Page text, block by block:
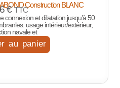
Construction BLANC
€ TTC
connexion et dilatation jusqu’à 50
usage intérieur/extérieur,
navale et
au panier